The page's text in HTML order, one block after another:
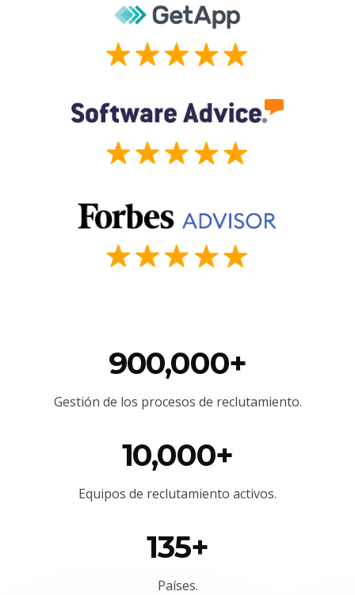
900,000+
Gestión de los procesos de reclutamiento.
10,000+
Equipos de reclutamiento activos.
135+
Países.